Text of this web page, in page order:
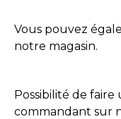
Vous pouvez
notre magasin.
Possibilité de faire
commandant sur